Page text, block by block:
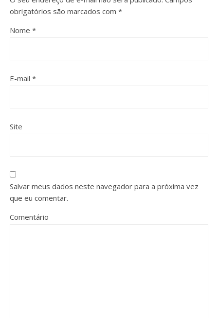
obrigatórios são marcados com *
Nome *
E-mail *
Site
Salvar meus dados neste navegador para a próxima vez
que eu comentar.
Comentário